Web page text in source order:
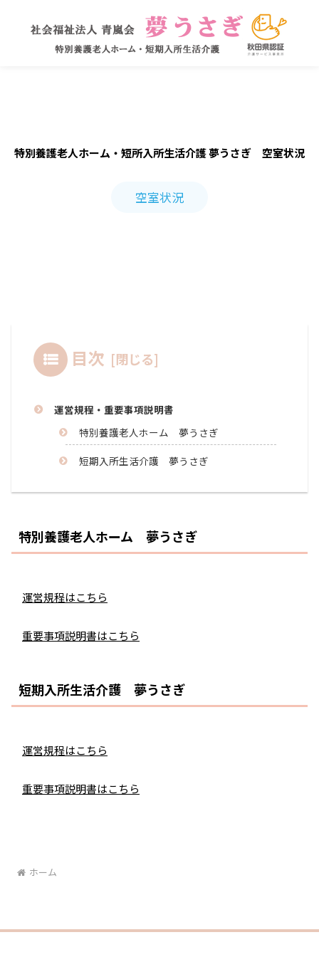
特別養護老人ホーム・短所入所生活介護 夢うさぎ 空室状況
空室状況
目次
運営規程・重要事項説明書
特別養護老人ホーム 夢うさぎ
短期入所生活介護 夢うさぎ
特別養護老人ホーム 夢うさぎ
運営規程はこちら
重要事項説明書はこちら
短期入所生活介護 夢うさぎ
運営規程はこちら
重要事項説明書はこちら
ホーム